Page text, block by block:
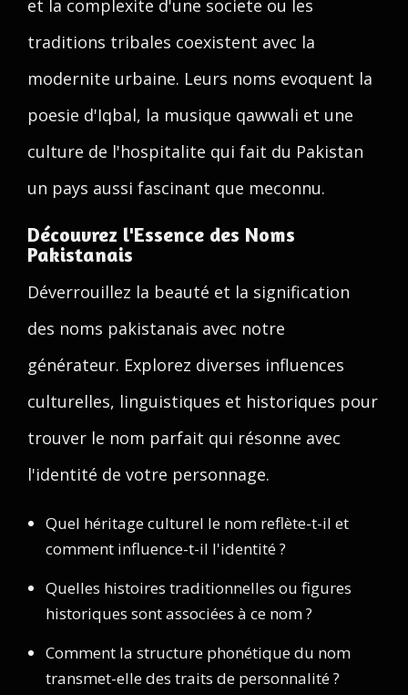
et la complexite d'une societe ou les
traditions tribales coexistent avec la
modernite urbaine. Leurs noms evoquent la
poesie d'Iqbal, la musique qawwali et une
culture de l'hospitalite qui fait du Pakistan
un pays aussi fascinant que meconnu.
Découvrez l'Essence des Noms
Pakistanais
Déverrouillez la beauté et la signification
des noms pakistanais avec notre
générateur. Explorez diverses influences
culturelles, linguistiques et historiques pour
trouver le nom parfait qui résonne avec
l'identité de votre personnage.
Quel héritage culturel le nom reflète-t-il et
comment influence-t-il l'identité ?
Quelles histoires traditionnelles ou figures
historiques sont associées à ce nom ?
Comment la structure phonétique du nom
transmet-elle des traits de personnalité ?